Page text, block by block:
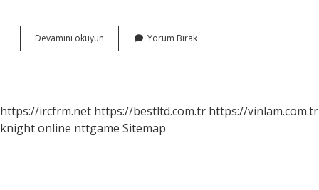
Devamını okuyun
Nasil
Yorum Bırak
https://ircfrm.net https://bestltd.com.tr https://vinlam.com.tr
knight online nttgame Sitemap